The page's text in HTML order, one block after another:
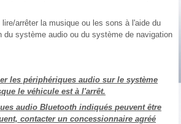
arrêter la musique ou les sons à l'aide du
du système audio ou du système de navigation
les périphériques audio sur le système
le véhicule est à l'arrêt.
audio Bluetooth indiqués peuvent être
contacter un concessionnaire agréé